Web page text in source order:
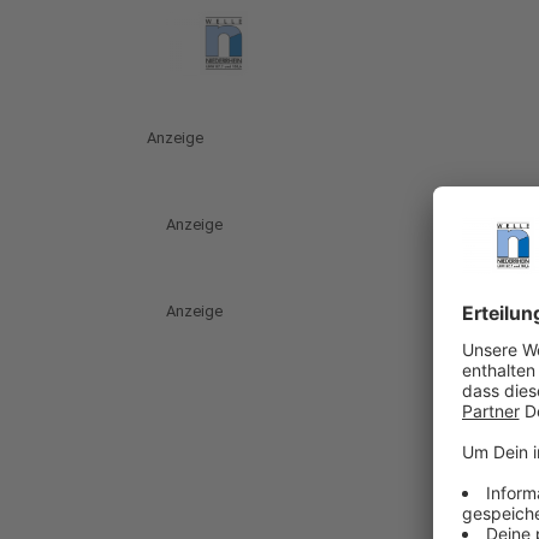
Anzeige
Anzeige
Anzeige